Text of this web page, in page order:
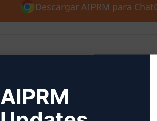
Descargar AIPRM para
Paso 2 :
AIPRM